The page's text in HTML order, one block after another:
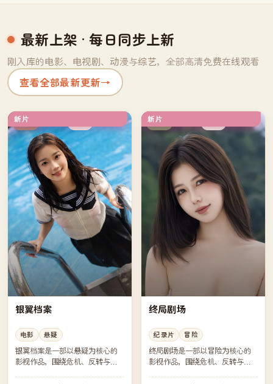
最新上架 · 每日同步上新
刚入库的电影、电视剧、动漫与综艺，全部高清免费在线观看
查看全部最新更新→
新片
英国
银翼档案
电影 悬疑
银翼档案是一部以悬疑为核心的
影视作品，围绕危机、反转与人
新片
日本
终局剧场
纪录片 冒险
终局剧场是一部以冒险为核心的
影视作品，围绕危机、反转与人